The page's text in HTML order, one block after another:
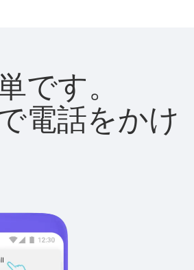
です。
電話をかけ